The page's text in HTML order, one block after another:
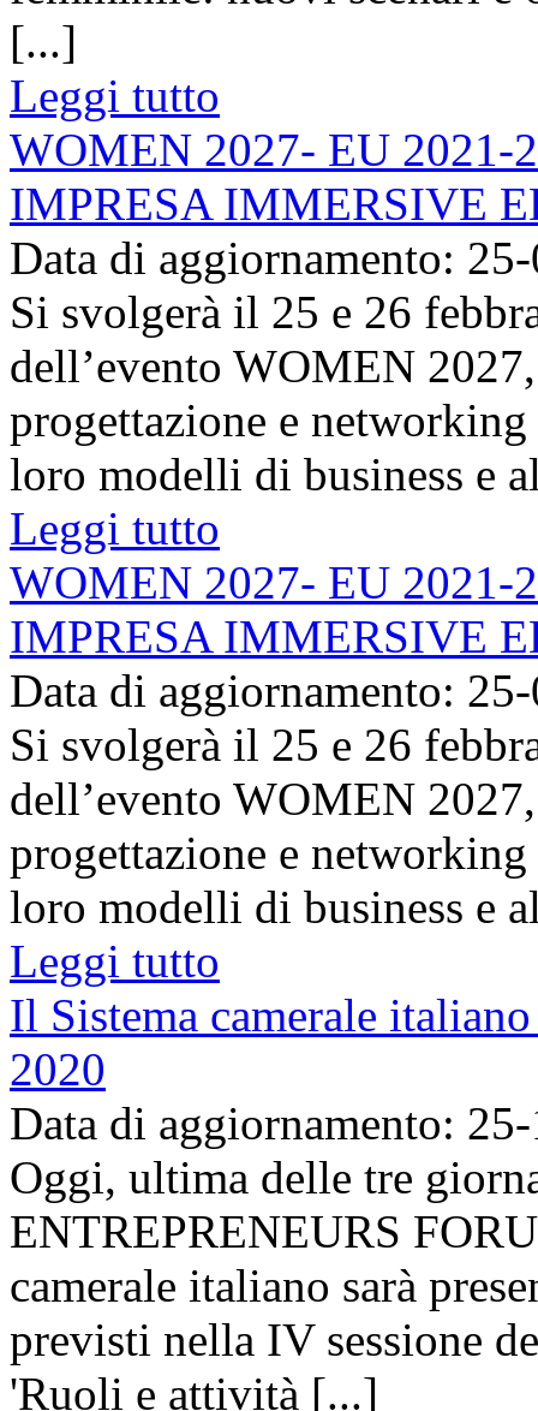
[...]
Leggi tutto
WOMEN 2027- EU 2021-
IMPRESA IMMERSIVE
Data di aggiornamento:
Si svolgerà il 25 e 26
dell’evento WOMEN
progettazione e
loro modelli di business e
Leggi tutto
WOMEN 2027- EU 2021-
IMPRESA IMMERSIVE
Data di aggiornamento:
Si svolgerà il 25 e 26
dell’evento WOMEN
progettazione e
loro modelli di business e
Leggi tutto
Il Sistema camerale
2020
Data di aggiornamento:
Oggi, ultima delle tre
ENTREPRENEURS
camerale italiano sarà
previsti nella IV sessione
'Ruoli e attività [...]